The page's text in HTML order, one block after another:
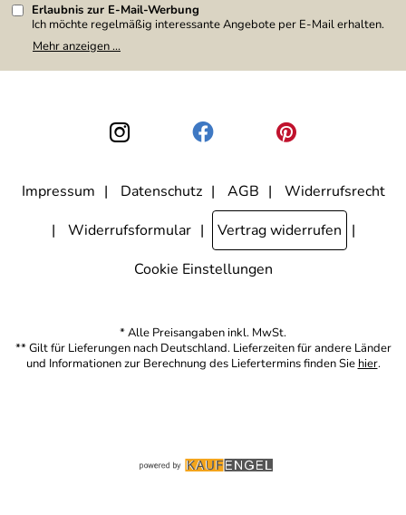
Erlaubnis zur E-Mail-Werbung
Ich möchte regelmäßig interessante Angebote per E-Mail erhalten.
Meine E-Mail-Adresse wird nicht an andere Unternehmen
weitergegeben. Zu statistischen Zwecken wird in anonymer Form
den Link "Abmelden" am Ende des Newsletters anklicke. Die
Datenschutzerklärung
habe ich zur Kenntnis genommen.
Mehr anzeigen ...
Impressum Datenschutz AGB
Widerrufsrecht
Widerrufsformular
Vertrag widerrufen
Cookie Einstellungen
* Alle Preisangaben inkl. MwSt.
** Gilt für Lieferungen nach Deutschland. Lieferzeiten für andere Länder
und Informationen zur Berechnung des Liefertermins finden Sie hier.